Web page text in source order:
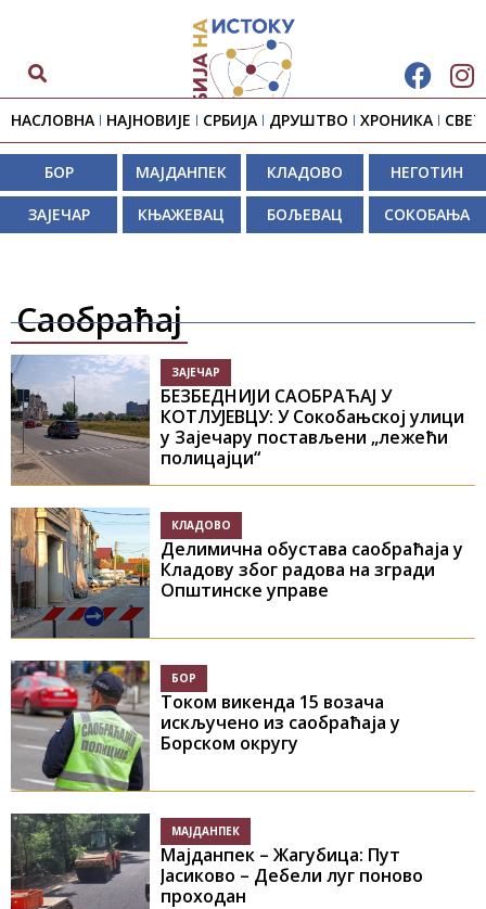
НАСЛОВНА НАЈНОВИЈЕ СРБИЈА ДРУШТВО ХРОНИКА СВЕТ
БОР МАЈДАНПЕК КЛАДОВО НЕГОТИН
ЗАЈЕЧАР КЊАЖЕВАЦ БОЉЕВАЦ СОКОБАЊА
Саобраћај
ЗАЈЕЧАР
БЕЗБЕДНИЈИ САОБРАЋАЈ У
КОТЛУЈЕВЦУ: У Сокобањској улици
у Зајечару постављени „лежећи
полицајци“
КЛАДОВО
Делимична обустава саобраћаја у
Кладову због радова на згради
Општинске управе
БОР
Током викенда 15 возача
искључено из саобраћаја у
Борском округу
МАЈДАНПЕК
Мајданпек – Жагубица: Пут
Јасиково – Дебели луг поново
проходан